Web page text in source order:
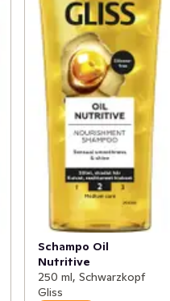
Schampo Oil
Nutritive
250 ml, Schwarzkopf
Gliss